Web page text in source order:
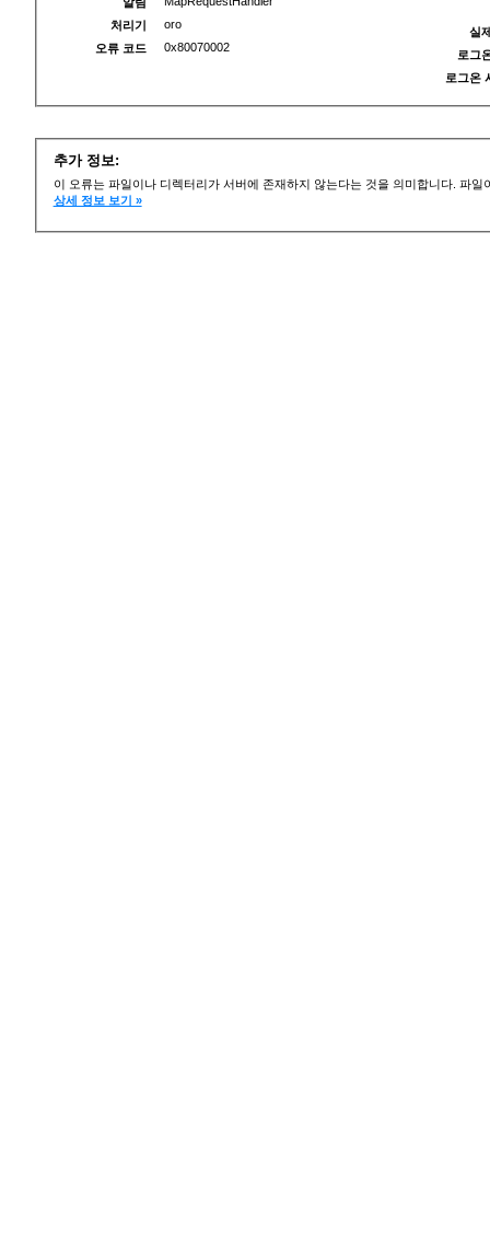
처리기
oro
오류 코드
0x80070002
실
로그
로그온
추가 정보:
이 오류는 파일이나 디렉터리가 서버에 존재하지 않는다는 것을 의미합니다. 파
상세 정보 보기 »